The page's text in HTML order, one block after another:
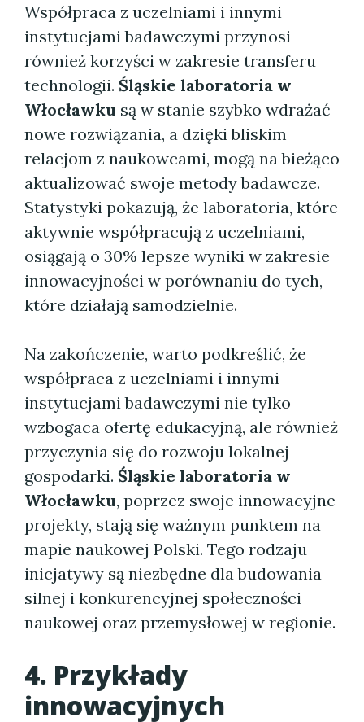
Współpraca z uczelniami i innymi
instytucjami badawczymi przynosi
również korzyści w zakresie transferu
technologii. Śląskie laboratoria w
Włocławku są w stanie szybko wdrażać
nowe rozwiązania, a dzięki bliskim
relacjom z naukowcami, mogą na bieżąco
aktualizować swoje metody badawcze.
Statystyki pokazują, że laboratoria, które
aktywnie współpracują z uczelniami,
osiągają o 30% lepsze wyniki w zakresie
innowacyjności w porównaniu do tych,
które działają samodzielnie.
Na zakończenie, warto podkreślić, że
współpraca z uczelniami i innymi
instytucjami badawczymi nie tylko
wzbogaca ofertę edukacyjną, ale również
przyczynia się do rozwoju lokalnej
gospodarki. Śląskie laboratoria w
Włocławku, poprzez swoje innowacyjne
projekty, stają się ważnym punktem na
mapie naukowej Polski. Tego rodzaju
inicjatywy są niezbędne dla budowania
silnej i konkurencyjnej społeczności
naukowej oraz przemysłowej w regionie.
4. Przykłady
innowacyjnych